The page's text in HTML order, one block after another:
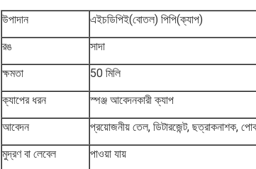
উপাদান
এইচডিপিই(বোতল) পিপি(ক্যাপ)
রঙ
সাদা
ক্ষমতা
50 মিলি
ক্যাপের ধরন
স্পঞ্জ আবেদনকারী ক্যাপ
আবেদন
প্রয়োজনীয় তেল, ডিটারজেন্ট, ছত্রাকনাশক,
মুদ্রণ বা লেবেল
পাওয়া যায়